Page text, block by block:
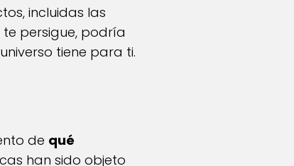
incluidas las
te persigue, podría
tiene para ti.
de qué
han sido objeto